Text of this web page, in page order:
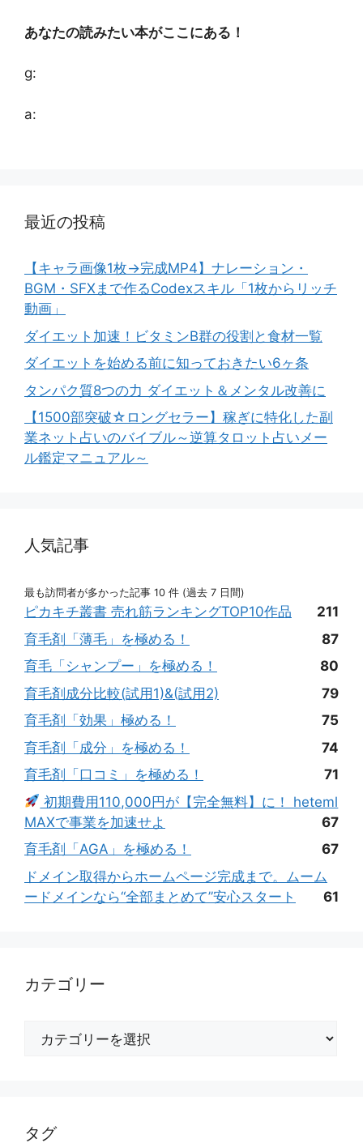
あなたの読みたい本がここにある！
g:
a:
最近の投稿
【キャラ画像1枚→完成MP4】ナレーション・
BGM・SFXまで作るCodexスキル「1枚からリッチ
動画」
ダイエット加速！ビタミンB群の役割と食材一覧
ダイエットを始める前に知っておきたい6ヶ条
タンパク質8つの力 ダイエット＆メンタル改善に
【1500部突破☆ロングセラー】稼ぎに特化した副
業ネット占いのバイブル～逆算タロット占いメー
ル鑑定マニュアル～
人気記事
最も訪問者が多かった記事 10 件 (過去 7 日間)
ピカキチ叢書 売れ筋ランキングTOP10作品
211
育毛剤「薄毛」を極める！
87
育毛「シャンプー」を極める！
80
育毛剤成分比較(試用1)&(試用2)
79
育毛剤「効果」極める！
75
育毛剤「成分」を極める！
74
育毛剤「口コミ」を極める！
71
初期費用110,000円が【完全無料】に！ heteml
MAXで事業を加速せよ
67
育毛剤「AGA」を極める！
67
ドメイン取得からホームページ完成まで。ムーム
ードメインなら“全部まとめて”安心スタート
61
カテゴリー
タグ